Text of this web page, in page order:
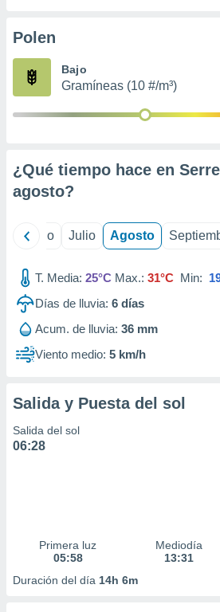
e
mediante
publicidad
publicidad
de
Polen
Bajo
Gramíneas (10 #/m³)
¿Qué tiempo hace en
agosto?
Junio Julio Agosto
T. Media: 25°C Max.: 31°C Min:
Días de lluvia: 6 días
Acum. de lluvia: 36 mm
Viento medio: 5 km/h
Salida y Puesta del sol
Salida del sol
06:28
Primera luz
05:58
Mediodía
13:31
Duración del día 14h 6m